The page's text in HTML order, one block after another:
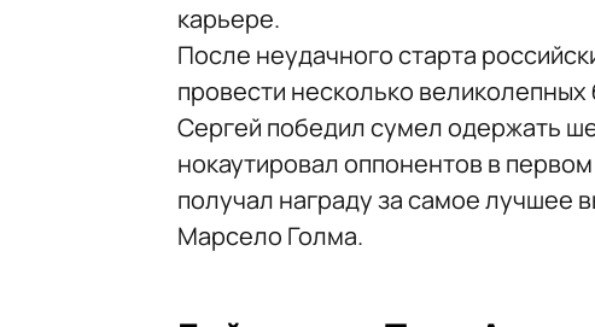
карьере.
После неудачного старта
провести несколько
Сергей победил сумел одержать
нокаутировал оппонентов в
получал награду за самое лучшее
Марсело Голма.